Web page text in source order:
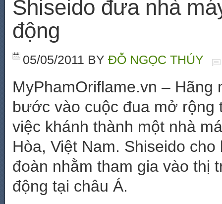
Shiseido đưa nhà
động
05/05/2011 BY ĐỖ NGỌC THÚY
MyPhamOriflame.vn – Hãng
bước vào cuộc đua mở
việc khánh thành một nhà
Hòa, Việt Nam. Shiseido
đoàn nhằm tham gia vào thị
động tại châu Á.